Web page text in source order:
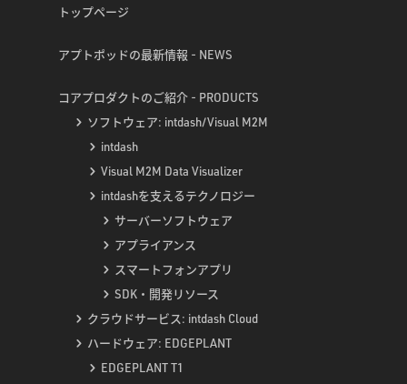
トップページ
アプトポッドの最新情報 - NEWS
コアプロダクトのご紹介 - PRODUCTS
ソフトウェア: intdash/Visual M2M
intdash
Visual M2M Data Visualizer
intdashを支えるテクノロジー
サーバーソフトウェア
アプライアンス
スマートフォンアプリ
SDK・開発リソース
クラウドサービス: intdash Cloud
ハードウェア: EDGEPLANT
EDGEPLANT T1